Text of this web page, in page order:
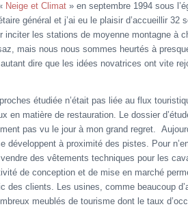
Neige et Climat » en septembre 1994 sous
général et j’ai eu le plaisir d’accueillir
inciter les stations de moyenne montagne à
mais nous nous sommes heurtés à
dire que les idées novatrices ont vite
étudiée n’était pas liée au flux
en matière de restauration. Le dossier
pas vu le jour à mon grand regret.
développent à proximité des pistes. Pour
des vêtements techniques pour les
de conception et de mise en marché
des clients. Les usines, comme beaucoup
meublés de tourisme dont le taux